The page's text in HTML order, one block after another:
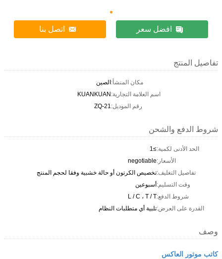
افضل سعر اتصل بنا
تفاصيل المنتج
مكان المنشأ:الصين
اسم العلامة التجارية:KUANKUAN
رقم الموديل:ZQ-21
شروط الدفع والشحن
الحد الأدنى لكمية:≥1
الأسعار:negotiable
تفاصيل التغليف:تخصيص الكرتون أو حالة خشبية وفقا لحجم المنتج
وقت التسليم:أسبوعين
شروط الدفع:L / C ، T / T
القدرة على العرض:تلبية أي متطلبات النظام
وصف
كاتب موتور العاكس